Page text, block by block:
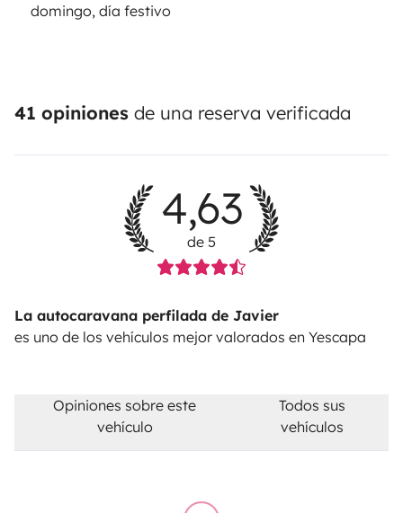
domingo, día festivo
41 opiniones de una reserva verificada
4,63
de 5
La autocaravana perfilada de Javier
es uno de los vehículos mejor valorados en Yescapa
Opiniones sobre este
vehículo
Todos sus
vehículos